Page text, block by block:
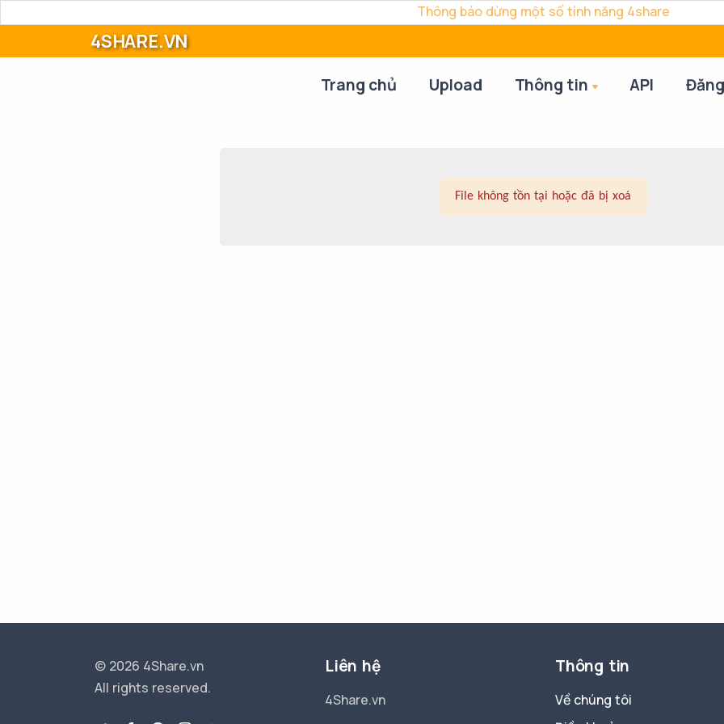
Thông báo dừng một số tính năng 4share
4SHARE.VN
Trang chủ Upload Thông tin API
File không tồn tại hoặc đã bị xoá
© 2026 4Share.vn
All rights reserved.
Liên hệ
4Share.vn
Thông tin
Về chúng tôi